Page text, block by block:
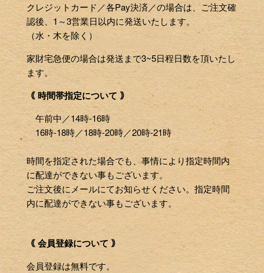
クレジットカード／各Pay決済／の場合は、ご注文確
認後、1～3営業日以内に発送いたします。
（水・木を除く）
家財宅急便の場合は発送まで3~5日程日数を頂いたし
ます。
｟ 時間帯指定について ｠
午前中／14時-16時
16時-18時／18時-20時／20時-21時
時間を指定された場合でも、事情により指定時間内
に配達ができない事もございます。
ご注文後にメールにてお知らせください。指定時間
内に配達ができない事もございます。
｟ 会員登録について ｠
会員登録は無料です。